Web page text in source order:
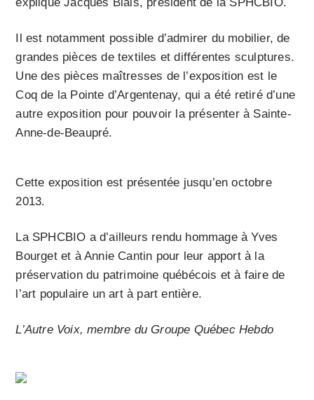
Il est notamment possible d’admirer du mobilier, de
grandes pièces de textiles et différentes sculptures.
Une des pièces maîtresses de l’exposition est le
Coq de la Pointe d’Argentenay, qui a été retiré d’une
autre exposition pour pouvoir la présenter à Sainte-
Anne-de-Beaupré.
Cette exposition est présentée jusqu’en octobre
2013.
La SPHCBIO a d’ailleurs rendu hommage à Yves
Bourget et à Annie Cantin pour leur apport à la
préservation du patrimoine québécois et à faire de
l’art populaire un art à part entière.
L’Autre Voix, membre du Groupe Québec Hebdo